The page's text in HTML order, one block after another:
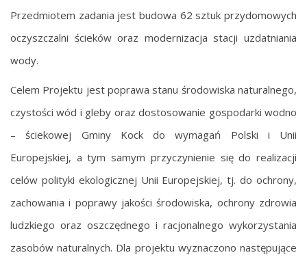
Przedmiotem zadania jest budowa 62 sztuk przydomowych
oczyszczalni ścieków oraz modernizacja stacji uzdatniania
wody.
Celem Projektu jest poprawa stanu środowiska naturalnego,
czystości wód i gleby oraz dostosowanie gospodarki wodno
– ściekowej Gminy Kock do wymagań Polski i Unii
Europejskiej, a tym samym przyczynienie się do realizacji
celów polityki ekologicznej Unii Europejskiej, tj. do ochrony,
zachowania i poprawy jakości środowiska, ochrony zdrowia
ludzkiego oraz oszczędnego i racjonalnego wykorzystania
zasobów naturalnych. Dla projektu wyznaczono następujące